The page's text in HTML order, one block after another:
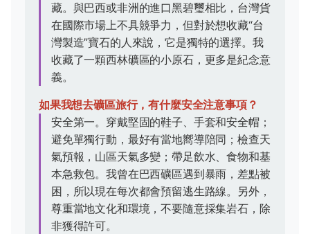
藏。與巴西或非洲的進口黑碧璽相比，台灣貨
在國際市場上不具競爭力，但對於想收藏“台
灣製造”寶石的人來說，它是獨特的選擇。我
收藏了一顆西林礦區的小原石，更多是紀念意
義。
如果我想去礦區旅行，有什麼安全注意事項？
安全第一。穿戴堅固的鞋子、手套和安全帽；
避免單獨行動，最好有當地嚮導陪同；檢查天
氣預報，山區天氣多變；帶足飲水、食物和基
本急救包。我曾在巴西礦區遇到暴雨，差點被
困，所以現在每次都會預留逃生路線。另外，
尊重當地文化和環境，不要隨意採集岩石，除
非獲得許可。